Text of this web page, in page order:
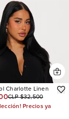
Charlotte Linen
CLP $32,500
Precios ya